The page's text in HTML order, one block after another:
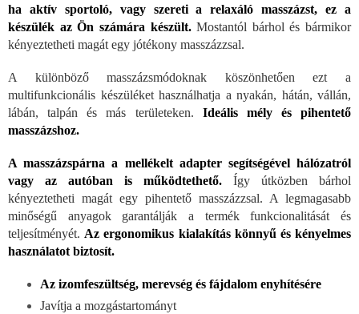
ha aktív sportoló, vagy szereti a relaxáló masszázst, ez a
készülék az Ön számára készült. Mostantól bárhol és bármikor
kényeztetheti magát egy jótékony masszázzsal.
A különböző masszázsmódoknak köszönhetően ezt a
multifunkcionális készüléket használhatja a nyakán, hátán, vállán,
lábán, talpán és más területeken. Ideális mély és pihentető
masszázshoz.
A masszázspárna a mellékelt adapter segítségével hálózatról
vagy az autóban is működtethető. Így útközben bárhol
kényeztetheti magát egy pihentető masszázzsal. A legmagasabb
minőségű anyagok garantálják a termék funkcionalitását és
teljesítményét. Az ergonomikus kialakítás könnyű és kényelmes
használatot biztosít.
Az izomfeszültség, merevség és fájdalom enyhítésére
Javítja a mozgástartományt